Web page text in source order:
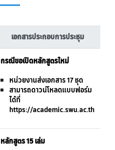
เอกสารประกอบการประชุม
กรณีขอเปิดหลักสูตรใหม่
หน่วยงานส่งเอกสาร 17 ชุด
สามารถดาวน์โหลดแบบฟอร์ม
ได้ที่
https://academic.swu.ac.th
หลักสูตร 15 เล่ม